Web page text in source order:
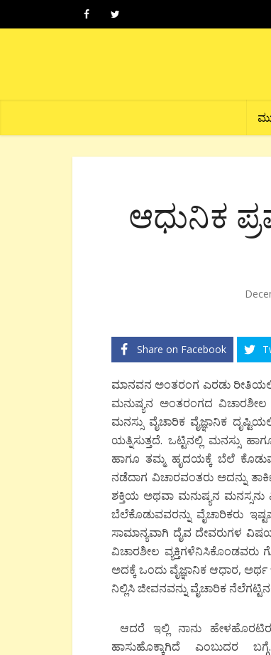
ಆಧುನಿಕ
Share on Facebook
ಮಾನವನ ಅಂತರಂಗ ಎರಡು ರೀತಿಯಲ್ಲಿ
ಮನುಷ್ಯನ ಅಂತರಂಗದ ವಿಚಾರಶೀಲ
ಮನಸ್ಸು ವೈಚಾರಿಕ ವೈಜ್ಞಾನಿಕ
ಯತ್ನಿಸುತ್ತದೆ. ಒಟ್ಟಿನಲ್ಲಿ ಮನಸ್ಸು
ಹಾಗೂ ತಮ್ಮ ಹೃದಯಕ್ಕೆ ಬೆಲೆ
ನಡೆದಾಗ ವಿಚಾರವಂತರು ಅದನ್ನು
ಶಕ್ತಿಯ ಅಥವಾ ಮನುಷ್ಯನ ಮನಸ್ಸನು
ಬೆಲೆಕೊಡುವವರನ್ನು ವೈಚಾರಿಕರು
ಸಾಮಾನ್ಯವಾಗಿ ದೈವ ದೇವರುಗಳ
ವಿಚಾರಶೀಲ
ಅದಕ್ಕೆ ಒಂದು ವೈಜ್ಞಾನಿಕ ಆಧಾರ,
ನಿಲ್ಲಿಸಿ ಜೀವನವನ್ನು ವೈಚಾರಿಕ
ಆದರೆ ಇಲ್ಲಿ ನಾನು
ಹಾಸುಹೊಕ್ಕಾಗಿದೆ ಎಂಬುದರ